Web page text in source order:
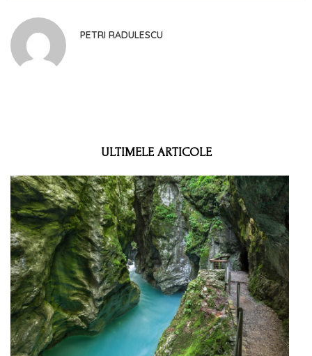
PETRI RADULESCU
ULTIMELE ARTICOLE